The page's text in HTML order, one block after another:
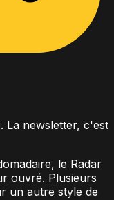
. La newsletter, c'est
le Radar
ouvré. Plusieurs
un autre style de